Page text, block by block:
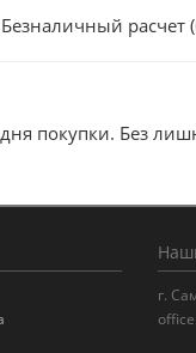
расчет
покупки. Без
г.